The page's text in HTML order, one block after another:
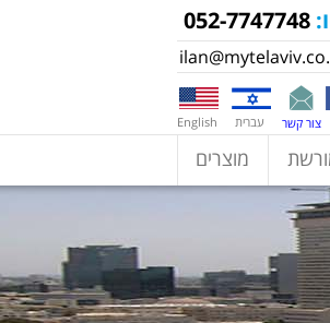
052-7747748
English עברית צור קשר
מוצרים